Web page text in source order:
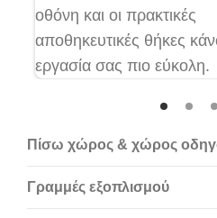
οθόνη και οι πρακτικές
αποθηκευτικές θήκες
εργασία σας πιο εύκολη.
Πίσω χώρος & χώρος
Γραμμές εξοπλισμού